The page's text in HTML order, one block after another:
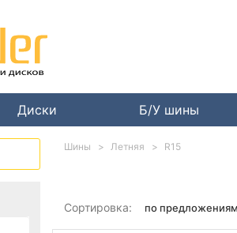
Диски Б/У шины
Сортировка:
Шины Летняя R15